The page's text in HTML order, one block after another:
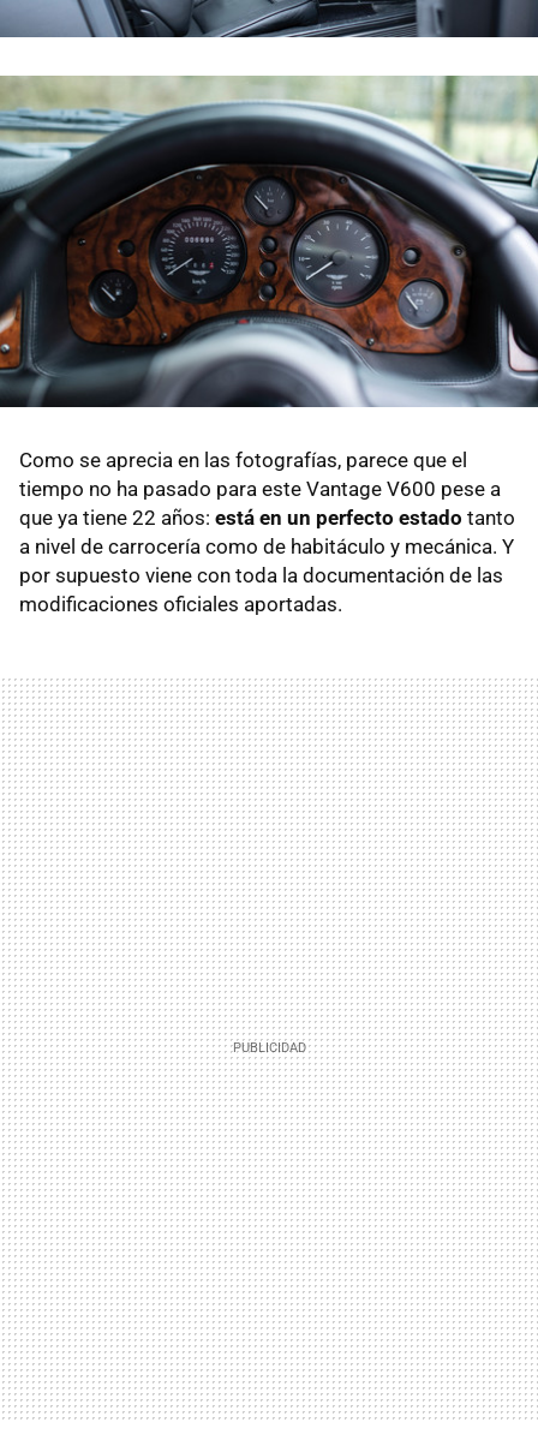
Como se aprecia en las fotografías, parece que el
tiempo no ha pasado para este Vantage V600 pese a
que ya tiene 22 años: está en un perfecto estado tanto
a nivel de carrocería como de habitáculo y mecánica. Y
por supuesto viene con toda la documentación de las
modificaciones oficiales aportadas.